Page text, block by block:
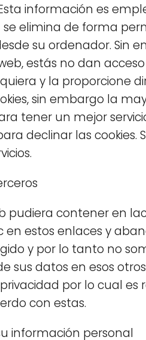
información es
elimina de forma
su ordenador. Sin
estás no dan
y la proporcione
sin embargo la
tener un mejor
declinar las cookies.
pudiera contener en
en estos enlaces y
y por lo tanto no
sus datos en esos
por lo cual
con estas.
información personal